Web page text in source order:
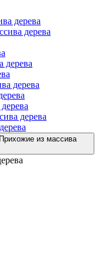
дерева
дерева
дерева
дерева